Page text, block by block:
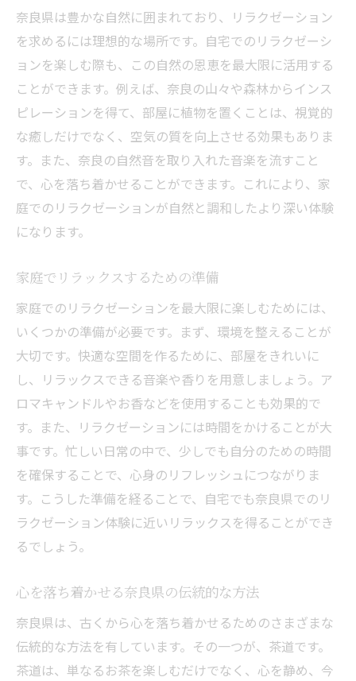
家庭でのリラクゼーションに最適な植物
リラクゼーションに役立つ奈良の香り
自然の音を取り入れた癒しの空間作り
奈良の風景を再現するアイデア
家庭でできる奈良県風リラクゼーションの始め
方
奈良県流のリラクゼーションアイテム紹介
シンプルなリラクゼーションのためのステ
ップ
家庭でのリラックスタイムのスケジュール
化
奈良の伝統を活かしたリラクゼーションの
提案
家庭でのリラクゼーションの効果を高める
コツ
奈良の魅力を活かしたリラクゼーションで心身
リフレッシュ
奈良の魅力を活かしたリラクゼーション法
リラクゼーションに効く奈良の名所
奈良のお茶を用いたリラクゼーション
家庭でできる奈良の文化を取り入れたリラ
ックス法
奈良の季節を感じるリラクゼーションの楽
しみ方
奈良県は豊かな自然に囲まれており、リラクゼーション
を求めるには理想的な場所です。自宅でのリラクゼーシ
ョンを楽しむ際も、この自然の恩恵を最大限に活用する
ことができます。例えば、奈良の山々や森林からインス
ピレーションを得て、部屋に植物を置くことは、視覚的
な癒しだけでなく、空気の質を向上させる効果もありま
す。また、奈良の自然音を取り入れた音楽を流すこと
で、心を落ち着かせることができます。これにより、家
庭でのリラクゼーションが自然と調和したより深い体験
になります。
家庭でリラックスするための準備
家庭でのリラクゼーションを最大限に楽しむためには、
いくつかの準備が必要です。まず、環境を整えることが
大切です。快適な空間を作るために、部屋をきれいに
し、リラックスできる音楽や香りを用意しましょう。ア
ロマキャンドルやお香などを使用することも効果的で
す。また、リラクゼーションには時間をかけることが大
事です。忙しい日常の中で、少しでも自分のための時間
を確保することで、心身のリフレッシュにつながりま
す。こうした準備を経ることで、自宅でも奈良県でのリ
ラクゼーション体験に近いリラックスを得ることができ
るでしょう。
心を落ち着かせる奈良県の伝統的な方法
奈良県は、古くから心を落ち着かせるためのさまざまな
伝統的な方法を有しています。その一つが、茶道です。
茶道は、単なるお茶を楽しむだけでなく、心を静め、今